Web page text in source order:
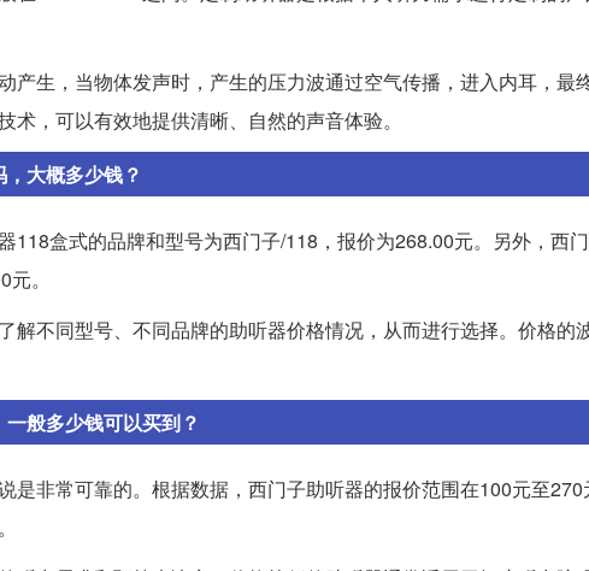
产生，当物体发声时，产生的压力波通过空气传播，进入内耳，最
术，可以有效地提供清晰、自然的声音体验。
大概多少钱？
118盒式的品牌和型号为西门子/118，报价为268.00元。另外，西
。
解不同型号、不同品牌的助听器价格情况，从而进行选择。价格的
般多少钱可以买到？
是非常可靠的。根据数据，西门子助听器的报价范围在100元至